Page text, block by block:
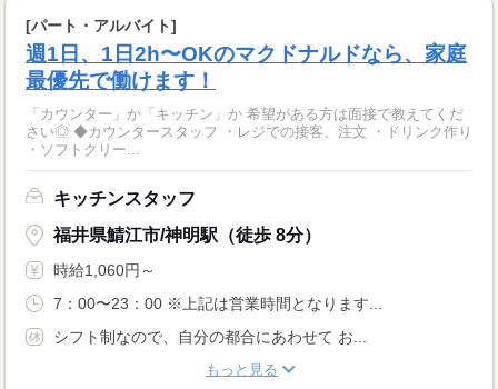
[パート・アルバイト]
週1日、1日2h〜OKのマクドナルドなら、家庭
最優先で働けます！
「カウンター」か「キッチン」か 希望がある方は面接で教えてくだ
さい◎ ◆カウンタースタッフ ・レジでの接客、注文 ・ドリンク作り
・ソフトクリー...
キッチンスタッフ
福井県鯖江市/神明駅（徒歩 8分）
時給1,060円～
7：00〜23：00 ※上記は営業時間となります...
シフト制なので、自分の都合にあわせて お...
もっと見る